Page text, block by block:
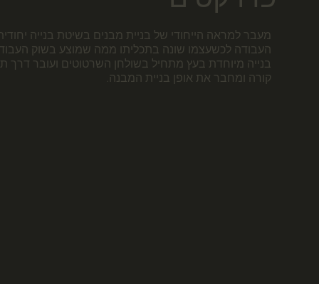
מעבר למראה הייחודי של בניית מבנים בשיטת בנייה
העבודה לכשעצמו שונה בתכליתו ממה שמוצע בשוק
בנייה מיוחדת בעץ מתחיל בשולחן השרטוטים ועובר
קורה ומחבר את אופן בניית המבנה.